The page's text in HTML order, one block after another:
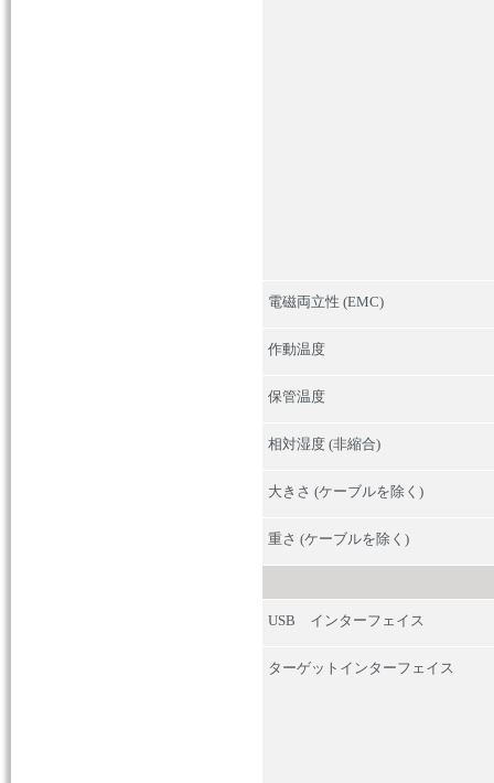
電磁両立性 (EMC)
作動温度
保管温度
相対湿度 (非縮合)
大きさ (ケーブルを除く )
重さ (ケーブルを除く )
USB インターフェイス
ターゲットインターフェイス